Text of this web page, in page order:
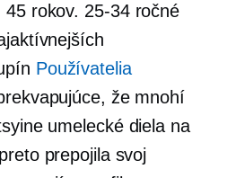
rokov. 25-34ročné
Používatelia
že mnohí
umelecké diela na
prepojila svoj